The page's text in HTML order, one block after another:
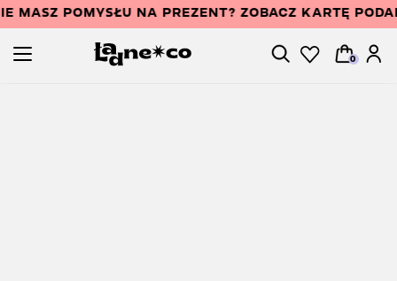
MASZ POMYSŁU NA PREZENT? ZOBACZ KARTĘ
0